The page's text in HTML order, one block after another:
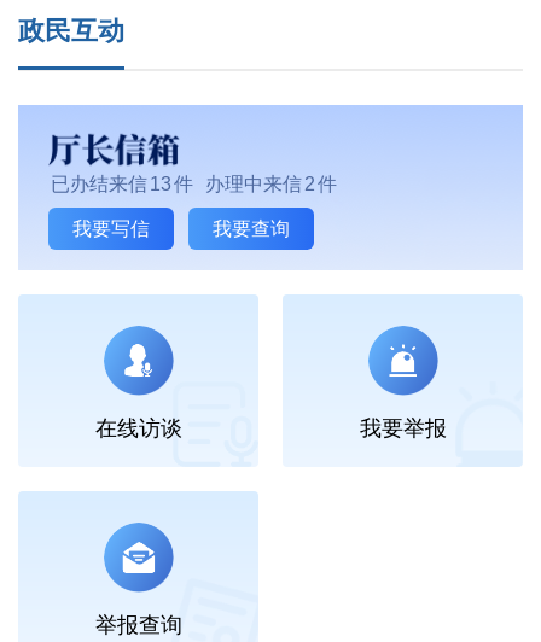
政民互动
已办结来信13件 办理中来信2件
我要写信 我要查询
在线访谈 我要举报
举报查询